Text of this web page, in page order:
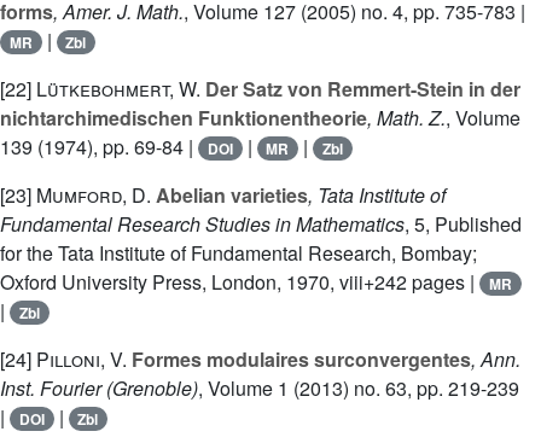
forms, Amer. J. Math., Volume 127 (2005) no. 4, pp. 735-783 |
MR | Zbl
[22] Lütkebohmert, W. Der Satz von Remmert-Stein in der
nichtarchimedischen Funktionentheorie, Math. Z., Volume
139 (1974), pp. 69-84 | DOI | MR | Zbl
[23] Mumford, D. Abelian varieties, Tata Institute of
Fundamental Research Studies in Mathematics, 5, Published
for the Tata Institute of Fundamental Research, Bombay;
Oxford University Press, London, 1970, viii+242 pages |
MR
| Zbl
[24] Pilloni, V. Formes modulaires surconvergentes, Ann.
Inst. Fourier (Grenoble), Volume 1 (2013) no. 63, pp. 219-239
|
DOI | Zbl